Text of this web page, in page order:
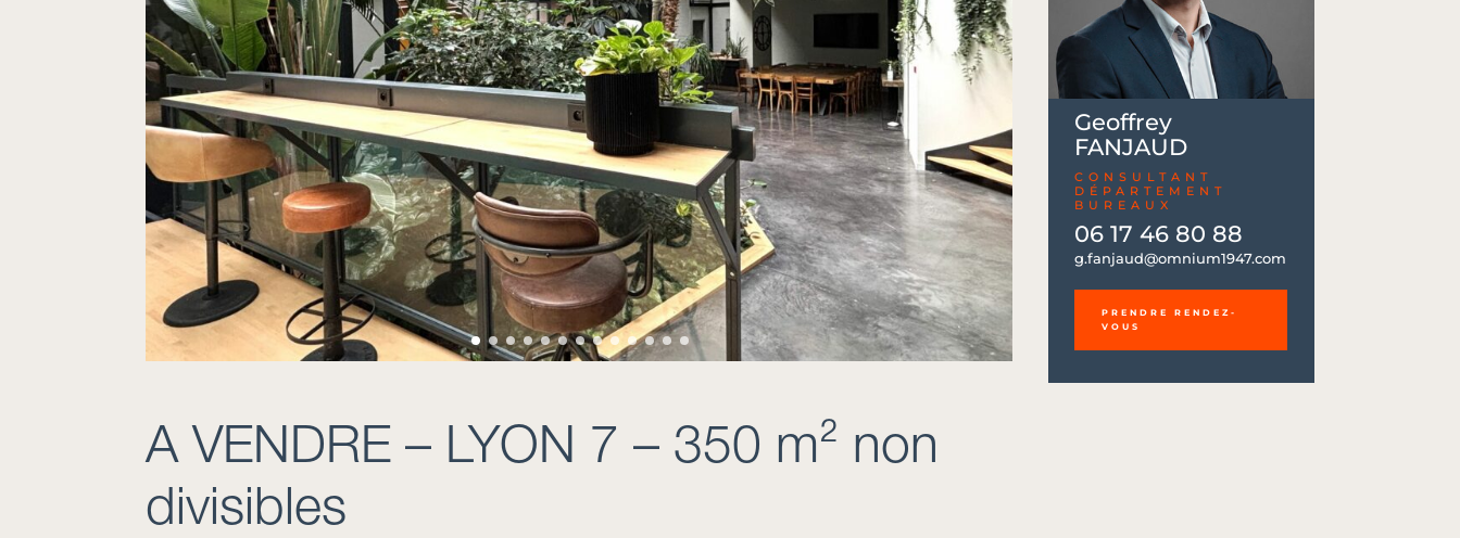
Geoffrey
FANJAUD
CONSULTANT
DÉPARTEMENT
BUREAUX
06 17 46 80 88
g.fanjaud@omnium1947.com
06 17 46 80 88
g.fanjaud@omnium1947.com
PRENDRE RENDEZ-
VOUS
A VENDRE – LYON 7 – 350 m² non
divisibles